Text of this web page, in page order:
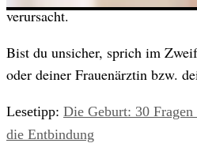
verursacht.
Bist du unsicher, sprich im
oder deiner Frauenärztin bzw.
Lesetipp: Die Geburt: 30
die Entbindung